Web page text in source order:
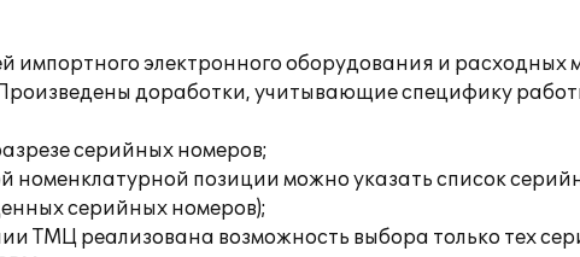
электронного оборудования и расходных
доработки, учитывающие специфику
серийных номеров;
позиции можно указать список
серийных номеров);
ТМЦ реализована возможность выбора только тех